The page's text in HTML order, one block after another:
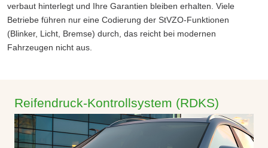
verbaut hinterlegt und Ihre Garantien bleiben erhalten. Viele
Betriebe führen nur eine Codierung der StVZO-Funktionen
(Blinker, Licht, Bremse) durch, das reicht bei modernen
Fahrzeugen nicht aus.
Reifendruck-Kontrollsystem (RDKS)